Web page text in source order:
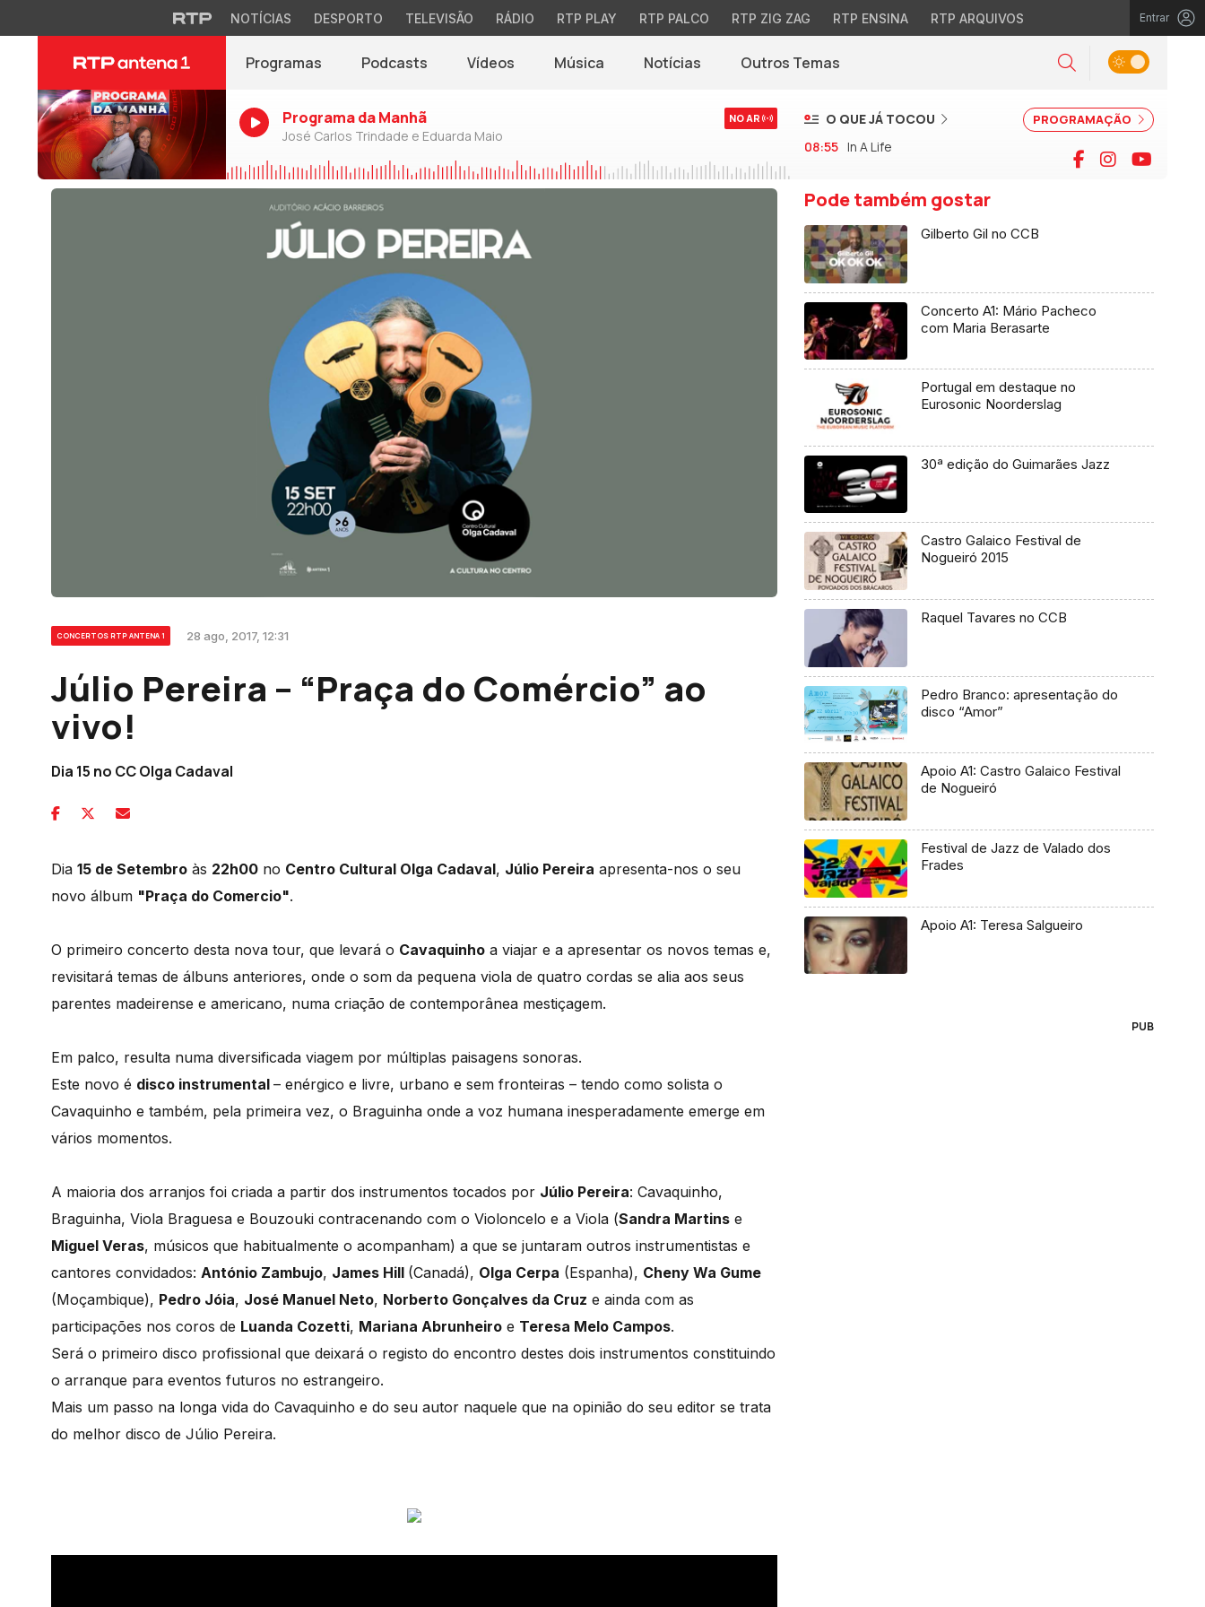
NOTÍCIAS DESPORTO TELEVISÃO RÁDIO RTP PLAY RTP PALCO RTP ZIG ZAG RTP ENSINA RTP ARQUIVOS Entrar
Programas Podcasts Vídeos Música Notícias(abre em nova janela)
Outros Temas Pesquisar
Alternar tema
Programa da Manhã
José Carlos Trindade e Eduarda Maio
NO AR PROGRAMAÇÃO
O QUE JÁ TOCOU
08:55 In A Life Facebook
Instagram
CONCERTOS RTP ANTENA 1 28 ago, 2017, 12:31
Júlio Pereira – “Praça do Comércio” ao
vivo!
Dia 15 no CC Olga Cadaval
Dia 15 de Setembro às 22h00 no Centro Cultural Olga Cadaval, Júlio Pereira apresenta-nos o seu
novo álbum "Praça do Comercio".
O primeiro concerto desta nova tour, que levará o Cavaquinho a viajar e a apresentar os novos temas e,
revisitará temas de álbuns anteriores, onde o som da pequena viola de quatro cordas se alia aos seus
parentes madeirense e americano, numa criação de contemporânea mestiçagem.
Em palco, resulta numa diversificada viagem por múltiplas paisagens sonoras.
Este novo é disco instrumental – enérgico e livre, urbano e sem fronteiras – tendo como solista o
Cavaquinho e também, pela primeira vez, o Braguinha onde a voz humana inesperadamente emerge em
vários momentos.
A maioria dos arranjos foi criada a partir dos instrumentos tocados por Júlio Pereira: Cavaquinho,
Braguinha, Viola Braguesa e Bouzouki contracenando com o Violoncelo e a Viola (Sandra Martins e
Miguel Veras, músicos que habitualmente o acompanham) a que se juntaram outros instrumentistas e
cantores convidados: António Zambujo, James Hill (Canadá), Olga Cerpa (Espanha), Cheny Wa Gume
(Moçambique), Pedro Jóia, José Manuel Neto, Norberto Gonçalves da Cruz e ainda com as
participações nos coros de Luanda Cozetti, Mariana Abrunheiro e Teresa Melo Campos.
Será o primeiro disco profissional que deixará o registo do encontro destes dois instrumentos constituindo
o arranque para eventos futuros no estrangeiro.
Mais um passo na longa vida do Cavaquinho e do seu autor naquele que na opinião do seu editor se trata
do melhor disco de Júlio Pereira.
Pode também gostar
Gilberto Gil no CCB
Concerto A1: Mário Pacheco
com Maria Berasarte
Portugal em destaque no
Eurosonic Noorderslag
30ª edição do Guimarães Jazz
Castro Galaico Festival de
Nogueiró 2015
Raquel Tavares no CCB
Pedro Branco: apresentação do
disco “Amor”
Apoio A1: Castro Galaico Festival
de Nogueiró
Festival de Jazz de Valado dos
Frades
Apoio A1: Teresa Salgueiro
PUB